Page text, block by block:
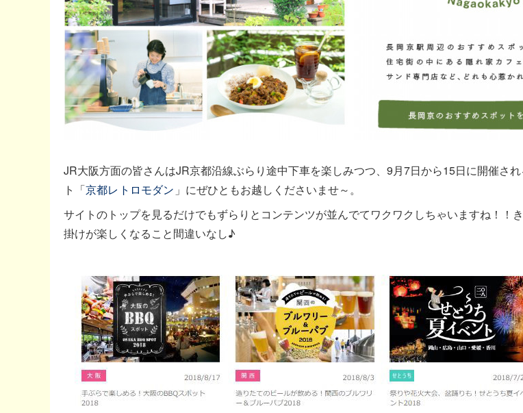
JR大阪方面の皆さんはJR京都沿線ぶらり途中下車を楽しみつつ、9月7日から15日に開催さ
ト「京都レトロモダン 」にぜひともお越しくださいませ～。
サイトのトップを見るだけでもずらりとコンテンツが並んでてワクワクしちゃいますね！！
掛けが楽しくなること間違いなし♪